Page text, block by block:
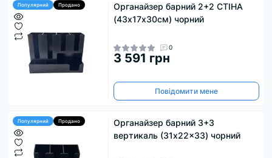
Популярний Продано
Органайзер барний 2+2 СТІНА
(43х17х30см) чорний
0
3 591 грн
Повідомити мене
Популярний Продано
Органайзер барний 3+3
вертикаль (31x22x33) чорний